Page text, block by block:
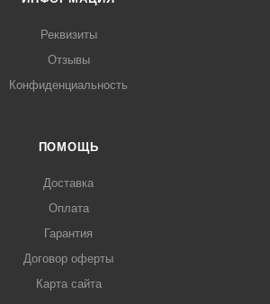
Реквизиты
Отзывы
Конфиденциальность
ПОМОЩЬ
Доставка
Оплата
Гарантия
Договор оферты
Карта сайта